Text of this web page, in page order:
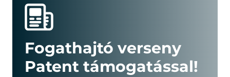
Fogathajtó verseny
Patent támogatással!